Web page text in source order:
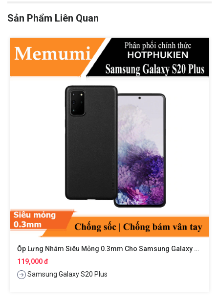
Sản Phẩm Liên Quan
Ốp Lưng Nhám Siêu Mỏng 0.3mm Cho Samsung Galaxy S20 Plus Hiệu Memumi
119,000 đ
Samsung Galaxy S20 Plus